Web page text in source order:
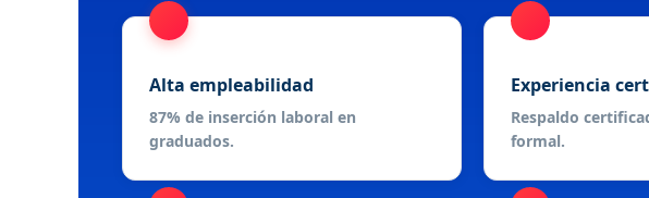
Alta empleabilidad
87% de inserción laboral en
graduados.
Experiencia
Respaldo
formal.